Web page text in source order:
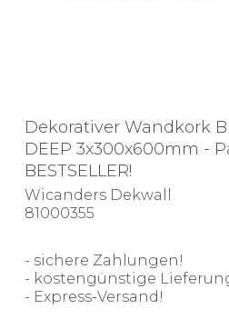
Dekorativer Wandkork
DEEP 3x300x600mm -
BESTSELLER!
Wicanders Dekwall
81000355
- sichere Zahlungen!
- kostengünstige
- Express-Versand!